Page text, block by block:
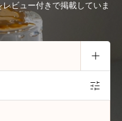
ビュー付きで掲載していま